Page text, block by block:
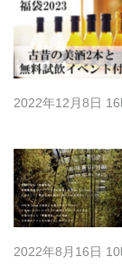
2022年12月8日
2022年8月16日